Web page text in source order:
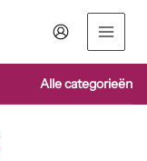
Alle categorieën